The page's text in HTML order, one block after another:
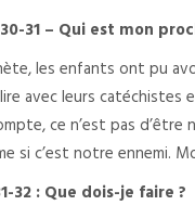
31 – Qui est mon
les enfants ont pu
avec leurs catéchistes
ce n’est pas
si c’est notre ennemi.
32 : Que dois-je faire ?